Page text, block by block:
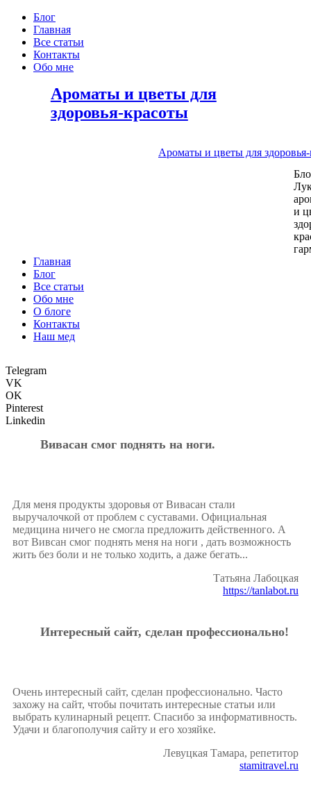
Блог
Главная
Все статьи
Контакты
Обо мне
Ароматы и цветы для
здоровья-красоты
Ароматы и цветы для
и
Главная
Блог
Все статьи
Обо мне
О блоге
Контакты
Наш мед
Telegram
VK
OK
Pinterest
Linkedin
Вивасан смог поднять на ноги.
Для меня продукты здоровья от Вивасан стали
выручалочкой от проблем с суставами. Официальная
медицина ничего не смогла предложить действенного. А
вот Вивсан смог поднять меня на ноги , дать возможность
жить без боли и не только ходить, а даже бегать...
Татьяна Лабоцкая
https://tanlabot.ru
Интересный сайт, сделан профессионально!
Очень интересный сайт, сделан профессионально. Часто
захожу на сайт, чтобы почитать интересные статьи или
выбрать кулинарный рецепт. Спасибо за информативность.
Удачи и благополучия сайту и его хозяйке.
Левуцкая Тамара, репетитор
stamitravel.ru